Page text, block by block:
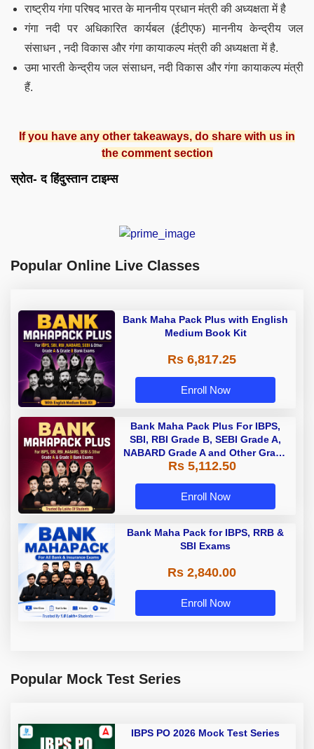
राष्ट्रीय गंगा परिषद भारत के माननीय प्रधान मंत्री की अध्यक्षता में है
गंगा नदी पर अधिकारित कार्यबल (ईटीएफ) माननीय केन्द्रीय जल
संसाधन , नदी विकास और गंगा कायाकल्प मंत्री की अध्यक्षता में है.
उमा भारती केन्द्रीय जल संसाधन, नदी विकास और गंगा कायाकल्प मंत्री
हैं.
If you have any other takeaways, do share with us in
the comment section
स्रोत- द हिंदुस्तान टाइम्स
Popular Online Live Classes
Bank Maha Pack Plus with English
Medium Book Kit
Rs 6,817.25
Enroll Now
Bank Maha Pack Plus For IBPS,
SBI, RBI Grade B, SEBI Grade A,
NABARD Grade A and Other Grade
A & Grade B Bank Exams
Rs 5,112.50
Enroll Now
Bank Maha Pack for IBPS, RRB &
SBI Exams
Rs 2,840.00
Enroll Now
Popular Mock Test Series
IBPS PO 2026 Mock Test Series